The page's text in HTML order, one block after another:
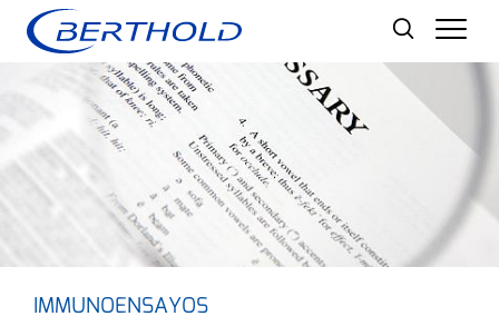
IMMUNOENSAYOS